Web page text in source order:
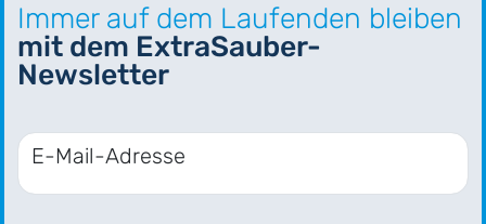
Immer auf dem Laufenden bleiben
mit dem ExtraSauber-
Newsletter
E-Mail-Adresse